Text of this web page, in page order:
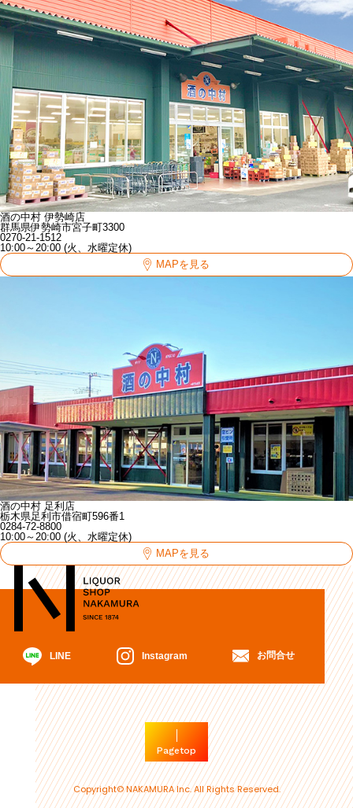
酒の中村 伊勢崎店
群馬県伊勢崎市宮子町3300
0270-21-1512
10:00～20:00 (火、水曜定休)
MAPを見る
酒の中村 足利店
栃木県足利市借宿町596番1
0284-72-8800
10:00～20:00 (火、水曜定休)
MAPを見る
LINE Instagram お問合せ
Pagetop
Copyright© NAKAMURA Inc. All Rights Reserved.